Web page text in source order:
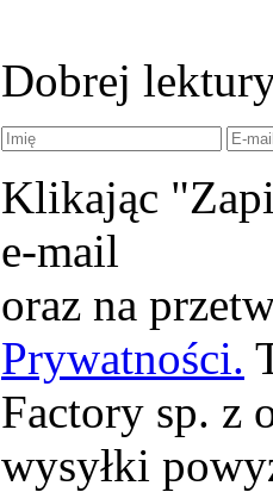
Dobrej
Klikając
e-mail
oraz na
Prywatności.
Factory sp. z
wysyłki